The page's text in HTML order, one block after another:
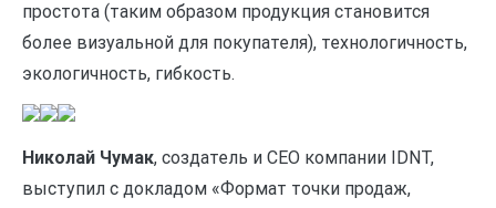
простота (таким образом продукция становится
более визуальной для покупателя), технологичность,
экологичность, гибкость.
Николай Чумак, создатель и CEO компании IDNT,
выступил с докладом «Формат точки продаж,